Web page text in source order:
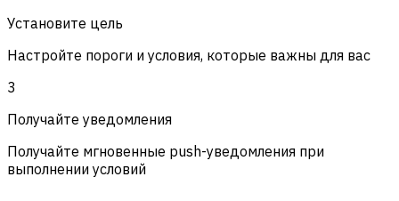
Установите цель
Настройте пороги и условия, которые важны для вас
3
Получайте уведомления
Получайте мгновенные push-уведомления при
выполнении условий